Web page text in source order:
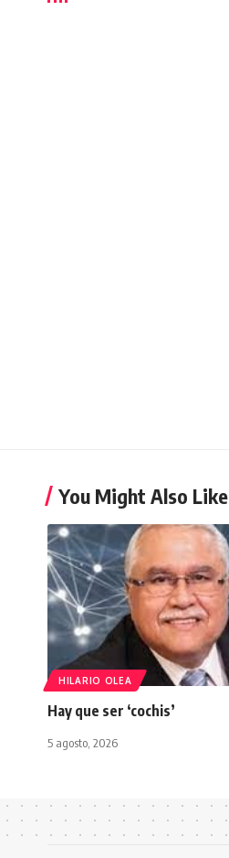
You Might Also Like
HILARIO OLEA
Hay que ser ‘cochis’
5 agosto, 2026